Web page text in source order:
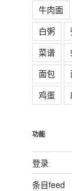
牛肉面
白粥
菜谱
面包
鸡蛋
功能
登录
条目feed